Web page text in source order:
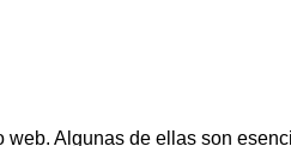
web. Algunas de ellas son